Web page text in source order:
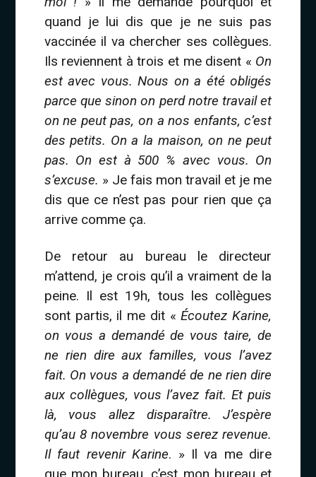
quand je lui dis que je ne suis pas
vaccinée il va chercher ses collègues.
Ils reviennent à trois et me disent « On
est avec vous. Nous on a été obligés
parce que sinon on perd notre travail et
on ne peut pas, on a nos enfants, c’est
des petits. On a la maison, on ne peut
pas. On est à 500 % avec vous. On
s’excuse. » Je fais mon travail et je me
dis que ce n’est pas pour rien que ça
arrive comme ça.
De retour au bureau le directeur
m’attend, je crois qu’il a vraiment de la
peine. Il est 19h, tous les collègues
sont partis, il me dit «Écoutez Karine,
on vous a demandé de vous taire, de
ne rien dire aux familles, vous l’avez
fait. On vous a demandé de ne rien dire
aux collègues, vous l’avez fait. Et puis
là, vous allez disparaître. J’espère
qu’au 8 novembre vous serez revenue.
Il faut revenir Karine. » Il va me dire